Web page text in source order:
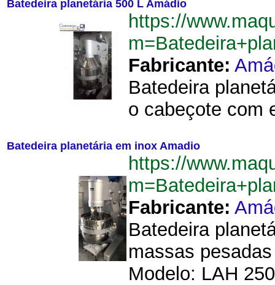
Batedeira planetária 500 L Amádio
https://
Fabricante:
Batedeira
o cabeçote com
Batedeira planetária em inox Amadio
https://
Fabricante:
Batedeira
massas
Modelo: LAH